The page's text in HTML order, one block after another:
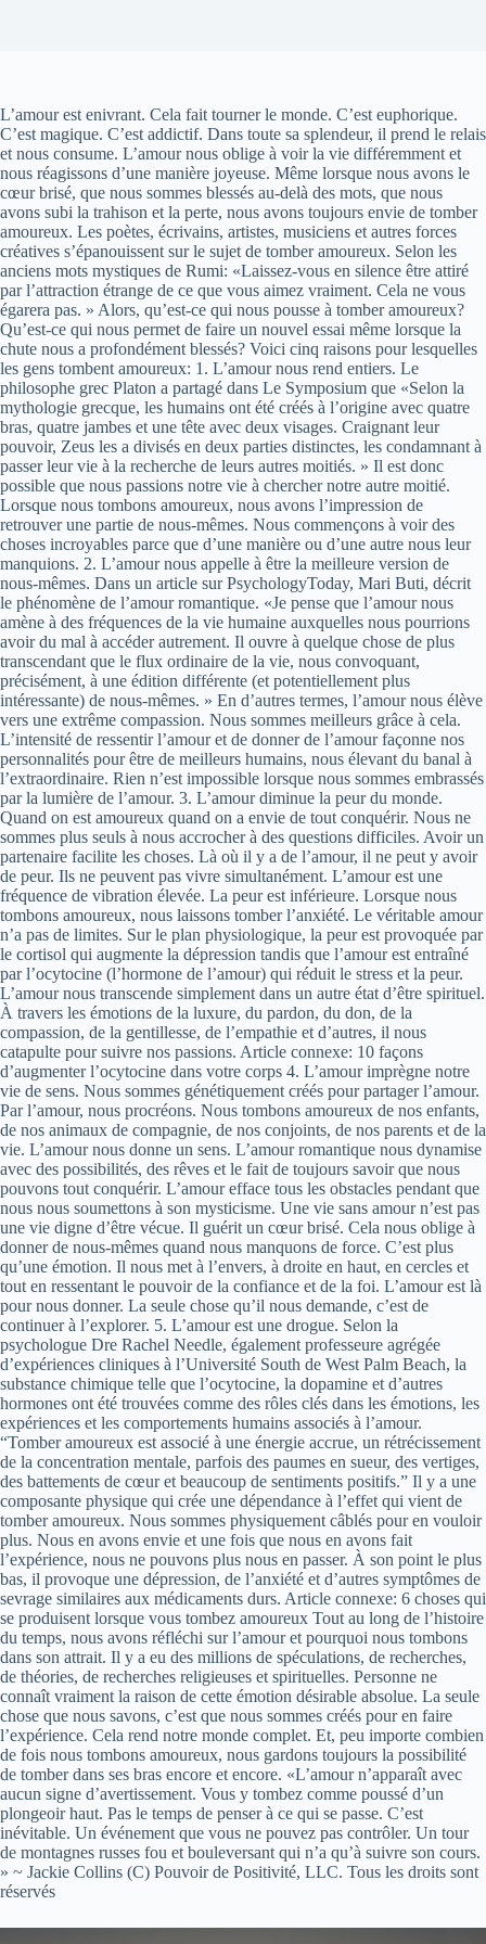
L’amour est enivrant. Cela fait tourner le monde. C’est euphorique.
C’est magique. C’est addictif. Dans toute sa splendeur, il prend le relais
et nous consume. L’amour nous oblige à voir la vie différemment et
nous réagissons d’une manière joyeuse. Même lorsque nous avons le
cœur brisé, que nous sommes blessés au-delà des mots, que nous
avons subi la trahison et la perte, nous avons toujours envie de tomber
amoureux. Les poètes, écrivains, artistes, musiciens et autres forces
créatives s’épanouissent sur le sujet de tomber amoureux. Selon les
anciens mots mystiques de Rumi: «Laissez-vous en silence être attiré
par l’attraction étrange de ce que vous aimez vraiment. Cela ne vous
égarera pas. » Alors, qu’est-ce qui nous pousse à tomber amoureux?
Qu’est-ce qui nous permet de faire un nouvel essai même lorsque la
chute nous a profondément blessés? Voici cinq raisons pour lesquelles
les gens tombent amoureux: 1. L’amour nous rend entiers. Le
philosophe grec Platon a partagé dans Le Symposium que «Selon la
mythologie grecque, les humains ont été créés à l’origine avec quatre
bras, quatre jambes et une tête avec deux visages. Craignant leur
pouvoir, Zeus les a divisés en deux parties distinctes, les condamnant à
passer leur vie à la recherche de leurs autres moitiés. » Il est donc
possible que nous passions notre vie à chercher notre autre moitié.
Lorsque nous tombons amoureux, nous avons l’impression de
retrouver une partie de nous-mêmes. Nous commençons à voir des
choses incroyables parce que d’une manière ou d’une autre nous leur
manquions. 2. L’amour nous appelle à être la meilleure version de
nous-mêmes. Dans un article sur PsychologyToday, Mari Buti, décrit
le phénomène de l’amour romantique. «Je pense que l’amour nous
amène à des fréquences de la vie humaine auxquelles nous pourrions
avoir du mal à accéder autrement. Il ouvre à quelque chose de plus
transcendant que le flux ordinaire de la vie, nous convoquant,
précisément, à une édition différente (et potentiellement plus
intéressante) de nous-mêmes. » En d’autres termes, l’amour nous élève
vers une extrême compassion. Nous sommes meilleurs grâce à cela.
L’intensité de ressentir l’amour et de donner de l’amour façonne nos
personnalités pour être de meilleurs humains, nous élevant du banal à
l’extraordinaire. Rien n’est impossible lorsque nous sommes embrassés
par la lumière de l’amour. 3. L’amour diminue la peur du monde.
Quand on est amoureux quand on a envie de tout conquérir. Nous ne
sommes plus seuls à nous accrocher à des questions difficiles. Avoir un
partenaire facilite les choses. Là où il y a de l’amour, il ne peut y avoir
de peur. Ils ne peuvent pas vivre simultanément. L’amour est une
fréquence de vibration élevée. La peur est inférieure. Lorsque nous
tombons amoureux, nous laissons tomber l’anxiété. Le véritable amour
n’a pas de limites. Sur le plan physiologique, la peur est provoquée par
le cortisol qui augmente la dépression tandis que l’amour est entraîné
par l’ocytocine (l’hormone de l’amour) qui réduit le stress et la peur.
L’amour nous transcende simplement dans un autre état d’être spirituel.
À travers les émotions de la luxure, du pardon, du don, de la
compassion, de la gentillesse, de l’empathie et d’autres, il nous
catapulte pour suivre nos passions. Article connexe: 10 façons
d’augmenter l’ocytocine dans votre corps 4. L’amour imprègne notre
vie de sens. Nous sommes génétiquement créés pour partager l’amour.
Par l’amour, nous procréons. Nous tombons amoureux de nos enfants,
de nos animaux de compagnie, de nos conjoints, de nos parents et de la
vie. L’amour nous donne un sens. L’amour romantique nous dynamise
avec des possibilités, des rêves et le fait de toujours savoir que nous
pouvons tout conquérir. L’amour efface tous les obstacles pendant que
nous nous soumettons à son mysticisme. Une vie sans amour n’est pas
une vie digne d’être vécue. Il guérit un cœur brisé. Cela nous oblige à
donner de nous-mêmes quand nous manquons de force. C’est plus
qu’une émotion. Il nous met à l’envers, à droite en haut, en cercles et
tout en ressentant le pouvoir de la confiance et de la foi. L’amour est là
pour nous donner. La seule chose qu’il nous demande, c’est de
continuer à l’explorer. 5. L’amour est une drogue. Selon la
psychologue Dre Rachel Needle, également professeure agrégée
d’expériences cliniques à l’Université South de West Palm Beach, la
substance chimique telle que l’ocytocine, la dopamine et d’autres
hormones ont été trouvées comme des rôles clés dans les émotions, les
expériences et les comportements humains associés à l’amour.
“Tomber amoureux est associé à une énergie accrue, un rétrécissement
de la concentration mentale, parfois des paumes en sueur, des vertiges,
des battements de cœur et beaucoup de sentiments positifs.” Il y a une
composante physique qui crée une dépendance à l’effet qui vient de
tomber amoureux. Nous sommes physiquement câblés pour en vouloir
plus. Nous en avons envie et une fois que nous en avons fait
l’expérience, nous ne pouvons plus nous en passer. À son point le plus
bas, il provoque une dépression, de l’anxiété et d’autres symptômes de
sevrage similaires aux médicaments durs. Article connexe: 6 choses qui
se produisent lorsque vous tombez amoureux Tout au long de l’histoire
du temps, nous avons réfléchi sur l’amour et pourquoi nous tombons
dans son attrait. Il y a eu des millions de spéculations, de recherches,
de théories, de recherches religieuses et spirituelles. Personne ne
connaît vraiment la raison de cette émotion désirable absolue. La seule
chose que nous savons, c’est que nous sommes créés pour en faire
l’expérience. Cela rend notre monde complet. Et, peu importe combien
de fois nous tombons amoureux, nous gardons toujours la possibilité
de tomber dans ses bras encore et encore. «L’amour n’apparaît avec
aucun signe d’avertissement. Vous y tombez comme poussé d’un
plongeoir haut. Pas le temps de penser à ce qui se passe. C’est
inévitable. Un événement que vous ne pouvez pas contrôler. Un tour
de montagnes russes fou et bouleversant qui n’a qu’à suivre son cours.
» ~ Jackie Collins (C) Pouvoir de Positivité, LLC. Tous les droits sont
réservés